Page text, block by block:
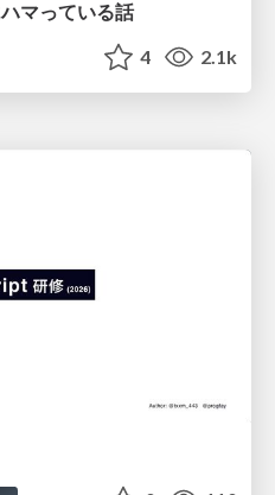
マっている話
4 2.1k